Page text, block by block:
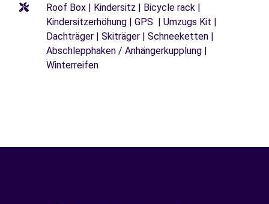
Roof Box | Kindersitz | Bicycle rack |
Kindersitzerhöhung | GPS | Umzugs Kit |
Dachträger | Skiträger | Schneeketten |
Abschlepphaken / Anhängerkupplung |
Winterreifen